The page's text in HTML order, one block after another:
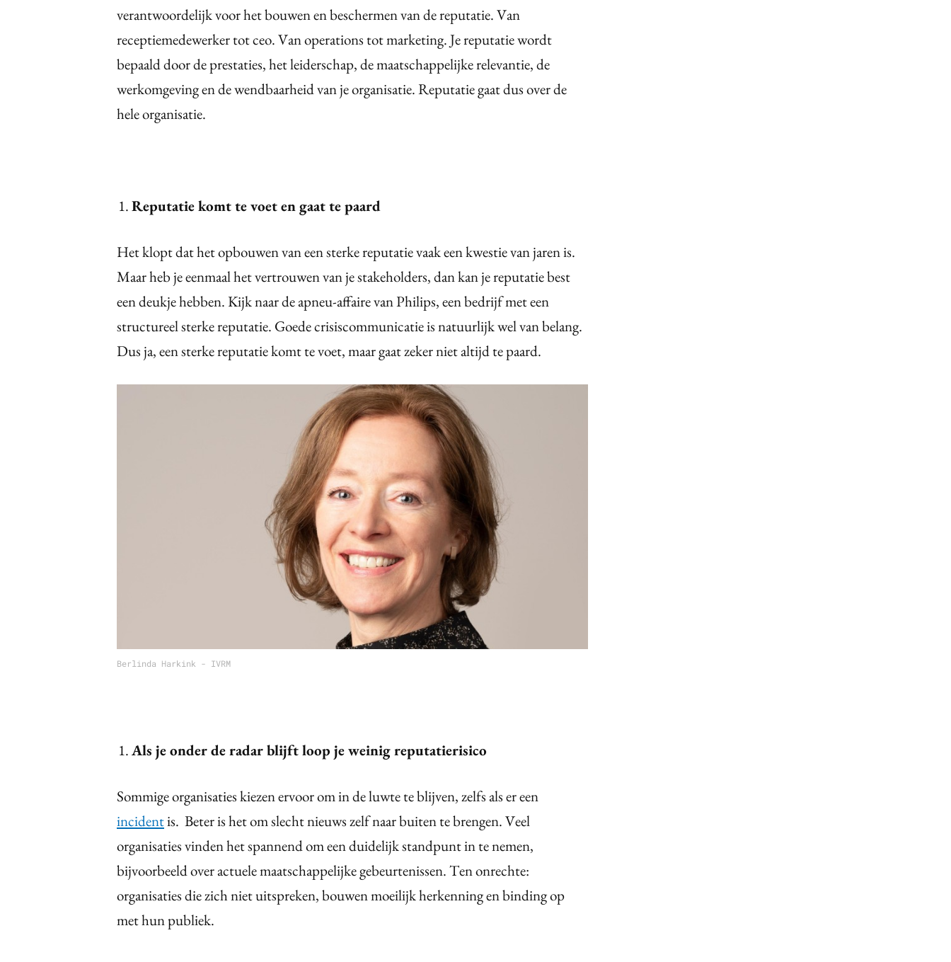
verantwoordelijk voor het bouwen en beschermen van de reputatie. Van
receptiemedewerker tot ceo. Van operations tot marketing. Je reputatie wordt
bepaald door de prestaties, het leiderschap, de maatschappelijke relevantie, de
werkomgeving en de wendbaarheid van je organisatie. Reputatie gaat dus over de
hele organisatie.
Reputatie komt te voet en gaat te paard
Het klopt dat het opbouwen van een sterke reputatie vaak een kwestie van jaren is.
Maar heb je eenmaal het vertrouwen van je stakeholders, dan kan je reputatie best
een deukje hebben. Kijk naar de apneu-affaire van Philips, een bedrijf met een
structureel sterke reputatie. Goede crisiscommunicatie is natuurlijk wel van belang.
Dus ja, een sterke reputatie komt te voet, maar gaat zeker niet altijd te paard.
Berlinda Harkink - IVRM
Als je onder de radar blijft loop je weinig reputatierisico
Sommige organisaties kiezen ervoor om in de luwte te blijven, zelfs als er een
incidentis. Beter is het om slecht nieuws zelf naar buiten te brengen. Veel
organisaties vinden het spannend om een duidelijk standpunt in te nemen,
bijvoorbeeld over actuele maatschappelijke gebeurtenissen. Ten onrechte:
organisaties die zich niet uitspreken, bouwen moeilijk herkenning en binding op
met hun publiek.